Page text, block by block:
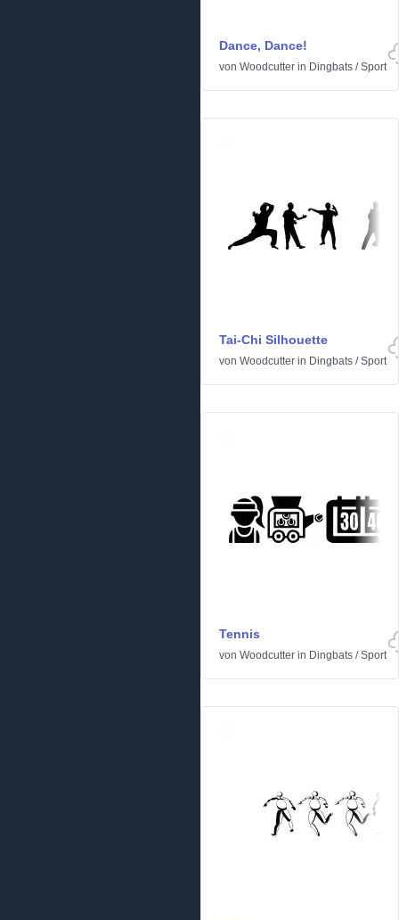
Dance, Dance!
von Woodcutter in Dingbats /Sport
Tai-Chi Silhouette
von Woodcutter in Dingbats /Sport
Tennis
von Woodcutter in Dingbats /Sport